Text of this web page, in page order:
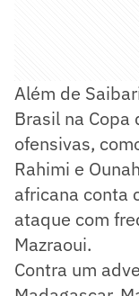
Além de
Brasil na
ofensivas,
Rahimi e
africana conta
ataque com
Mazraoui.
Contra um